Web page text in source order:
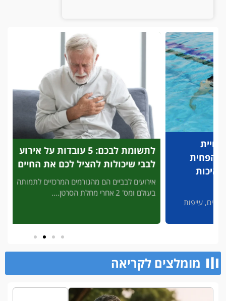
לתשומת לבכם: 5 עובדות על אירוע
לבבי שיכולות להציל לכם את החיים
אירועים לבביים הם מהגורמים המרכזיים לתמותה
בעולם ומס' 2 אחרי מחלת הסרטן....
מומלצים לקריאה​